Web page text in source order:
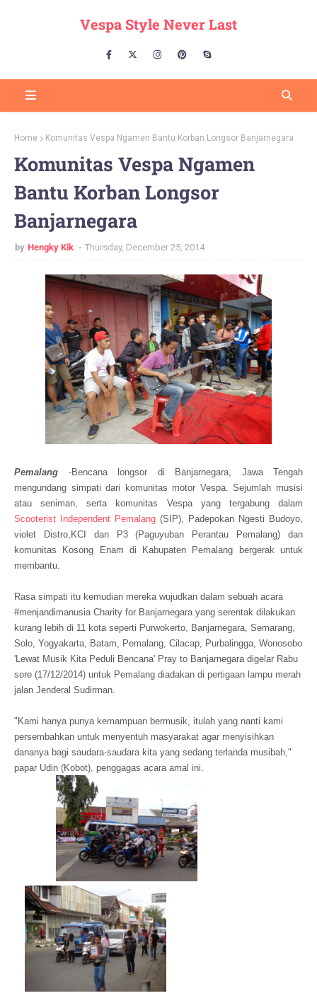
Vespa Style Never Last
Home Komunitas Vespa Ngamen Bantu Korban Longsor Banjarnegara
Komunitas Vespa Ngamen
Bantu Korban Longsor
Banjarnegara
by Hengky Kik Thursday, December 25, 2014
Pemalang
-Bencana longsor di Banjarnegara, Jawa Tengah
mengundang simpati dari komunitas motor Vespa. Sejumlah musisi
atau seniman, serta komunitas Vespa yang tergabung dalam
Scooterist Independent Pemalang (SIP), Padepokan Ngesti Budoyo,
violet Distro,KCI dan P3 (Paguyuban Perantau Pemalang) dan
komunitas Kosong Enam di Kabupaten Pemalang bergerak untuk
membantu.
Rasa simpati itu kemudian mereka wujudkan dalam sebuah acara
#‎menjandimanusia Charity for Banjarnegara yang serentak dilakukan
kurang lebih di 11 kota seperti Purwokerto, Banjarnegara, Semarang,
Solo, Yogyakarta, Batam, Pemalang, Cilacap, Purbalingga, Wonosobo
'Lewat Musik Kita Peduli Bencana' Pray to Banjarnegara digelar Rabu
sore (17/12/2014) untuk Pemalang diadakan di pertigaan lampu merah
jalan Jenderal Sudirman.
"Kami hanya punya kemampuan bermusik, itulah yang nanti kami
persembahkan untuk menyentuh masyarakat agar menyisihkan
dananya bagi saudara-saudara kita yang sedang terlanda musibah,"
papar Udin (Kobot), penggagas acara amal ini.